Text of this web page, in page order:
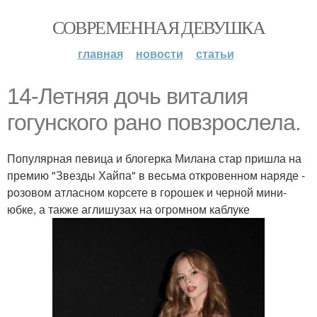
СОВРЕМЕННАЯ ДЕВУШКА
главная новости статьи
14-Летняя дочь виталия
гогунского рано повзрослела.
Популярная певица и блогерка Милана стар пришла на
премию "Звезды Хайпа" в весьма откровенном наряде -
розовом атласном корсете в горошек и черной мини-
юбке, а также аглишузах на огромном каблуке